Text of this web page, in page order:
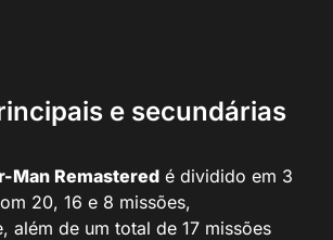
e secundárias
Man Remastered é dividido em 3
20, 16 e 8 missões,
além de um total de 17 missões